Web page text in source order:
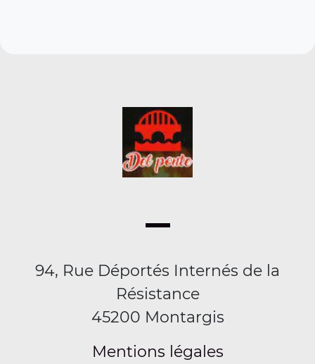
94, Rue Déportés Internés de la
Résistance
45200 Montargis
Mentions légales